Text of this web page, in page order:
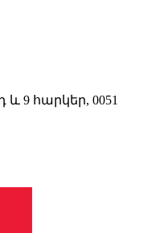
9 հարկեր, 0051